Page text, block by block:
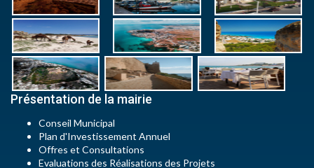
Présentation de la mairie
Conseil Municipal
Plan d'Investissement Annuel
Offres et Consultations
Evaluations des Réalisations des Projets